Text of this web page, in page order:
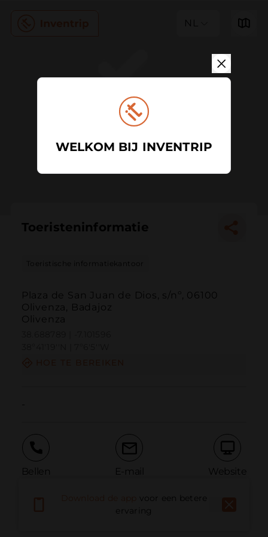
NL
Toeristeninformatie
Toeristische informatiekantoor
Plaza de San Juan de Dios, s/nº, 06100
Olivenza, Badajoz
Olivenza
Bellen E-mail Website
Probleem melden
voor een betere
ervaring
WELKOM BIJ INVENTRIP